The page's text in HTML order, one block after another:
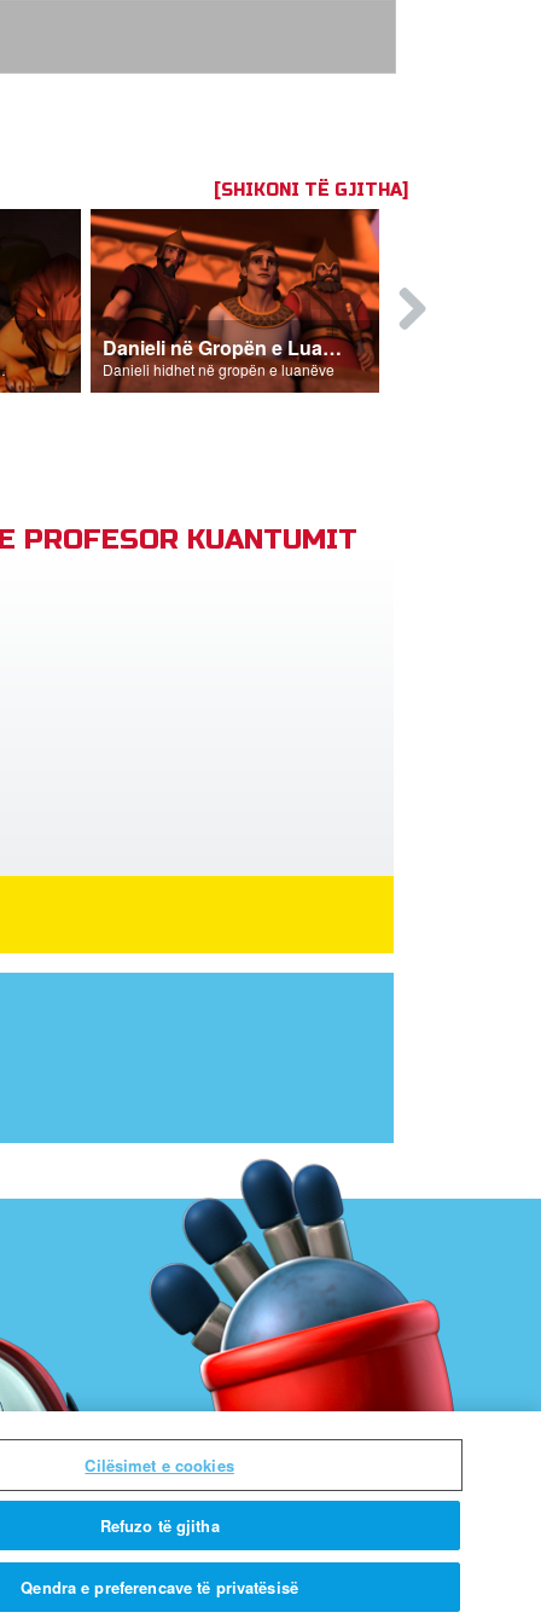
[SHIKONI TË GJITHA]
Danieli në Gropën e Luanëve
Danieli hidhet në gropën e luanëve
PROFESOR KUANTUMIT
Cilësimet e cookies
Refuzo të gjitha
Qendra e preferencave të privatësisë